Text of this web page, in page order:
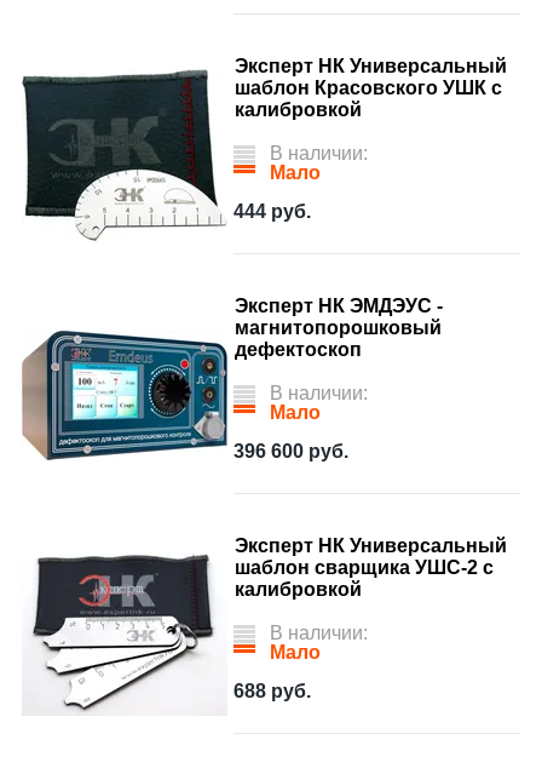
Эксперт НК Универсальный
шаблон Красовского УШК с
калибровкой
В наличии:
Мало
444 руб.
Эксперт НК ЭМДЭУС -
магнитопорошковый
дефектоскоп
В наличии:
Мало
396 600 руб.
Эксперт НК Универсальный
шаблон сварщика УШС-2 с
калибровкой
В наличии:
Мало
688 руб.